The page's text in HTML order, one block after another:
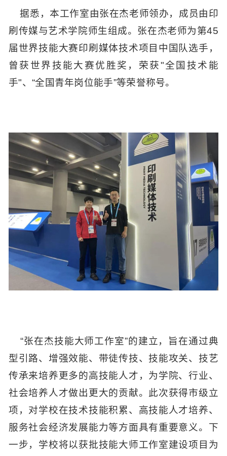
据悉，本工作室由张在杰老师领办，成员由印
刷传媒与艺术学院师生组成。张在杰老师为第45
届世界技能大赛印刷媒体技术项目中国队选手，
曾获世界技能大赛优胜奖，荣获"全国技术能
手"、“全国青年岗位能手”等荣誉称号。
“张在杰技能大师工作室”的建立，旨在通过典
型引路、增强效能、带徒传技、技能攻关、技艺
传承来培养更多的高技能人才，为学院、行业、
社会培养人才做出更大的贡献。此次获得市级立
项，对学校在技术技能积累、高技能人才培养、
服务社会经济发展能力等方面具有重要意义。下
一步，学校将以获批技能大师工作室建设项目为